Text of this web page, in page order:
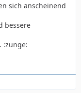
sich anscheinend
bessere
:zunge: